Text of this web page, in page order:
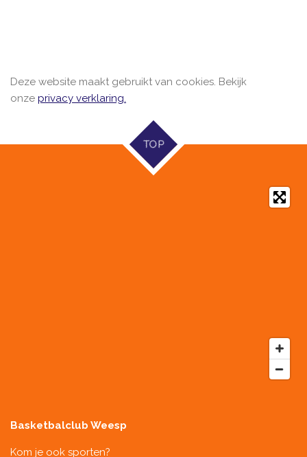
Deze website maakt gebruikt van cookies. Bekijk
onze privacy verklaring.
TOP
Basketbalclub Weesp
Kom je ook sporten?